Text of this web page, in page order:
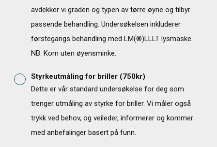
avdekker vi graden og typen av tørre øyne og tilbyr
passende behandling. Undersøkelsen inkluderer
førstegangs behandling med LM(®)LLLT lysmaske.
NB: Kom uten øyensminke.
Styrkeutmåling for briller (750kr)
Dette er vår standard undersøkelse for deg som
trenger utmåling av styrke for briller. Vi måler også
trykk ved behov, og veileder, informerer og kommer
med anbefalinger basert på funn.
13